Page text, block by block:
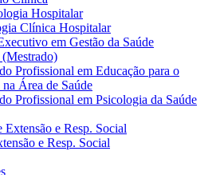
Hospitalar
Clínica Hospitalar
em Gestão da Saúde
(Mestrado)
Profissional em Educação para o
Área de Saúde
Profissional em Psicologia da Saúde
Extensão e Resp. Social
e Resp. Social